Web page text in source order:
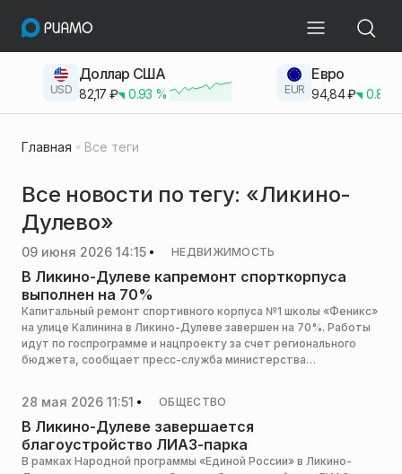
USD
Доллар США
82,17 ₽ 0.93 % EUR
Евро
94,84₽ 0.83
Главная Все теги
Все новости по тегу: «Ликино-
Дулево»
09 июня 2026 14:15 НЕДВИЖИМОСТЬ
В Ликино-Дулеве капремонт спорткорпуса
выполнен на 70%
Капитальный ремонт спортивного корпуса №1 школы «Феникс»
на улице Калинина в Ликино-Дулеве завершен на 70%. Работы
идут по госпрограмме и нацпроекту за счет регионального
бюджета, сообщает пресс-служба министерства
28 мая 2026 11:51 ОБЩЕСТВО
В Ликино-Дулеве завершается
благоустройство ЛИАЗ-парка
В рамках Народной программы «Единой России» в Ликино-